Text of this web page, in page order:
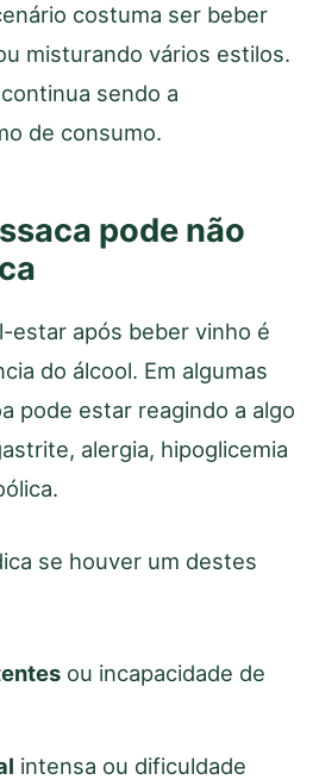
costuma ser beber
misturando vários estilos.
sendo a
de consumo.
pode não
estar após beber vinho é
do álcool. Em algumas
pode estar reagindo a algo
alergia, hipoglicemia
se houver um destes
ou incapacidade de
intensa ou dificuldade